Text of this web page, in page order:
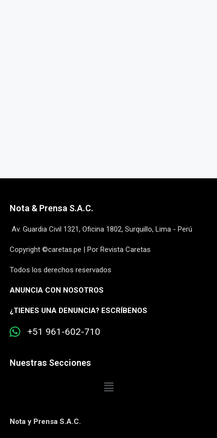
Nota & Prensa S.A.C.
Av. Guardia Civil 1321, Oficina 1802, Surquillo, Lima - Perú
Copyright ©caretas.pe | Por Revista Caretas
Todos los derechos reservados
ANUNCIA CON NOSOTROS
¿TIENES UNA DENUNCIA? ESCRÍBENOS
+51 961-602-710
Nuestras Secciones
Nota y Prensa S.A.C.